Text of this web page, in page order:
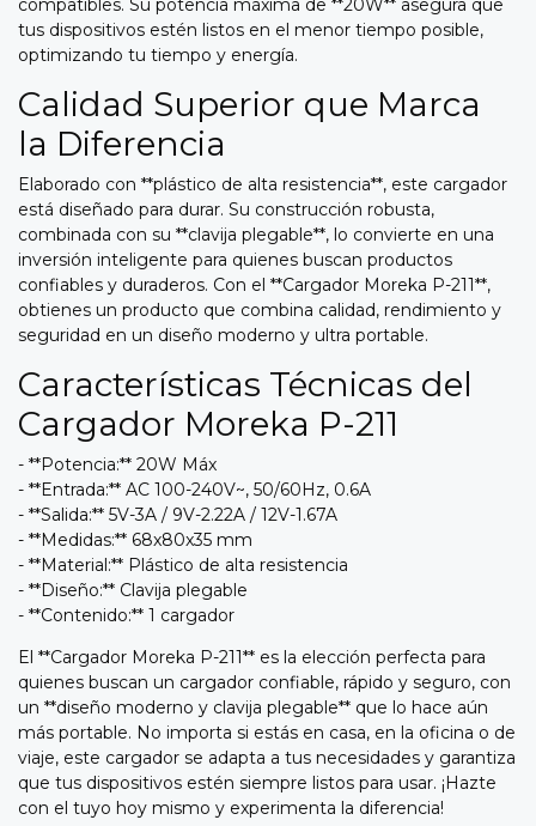
compatibles. Su potencia máxima de **20W** asegura que
tus dispositivos estén listos en el menor tiempo posible,
optimizando tu tiempo y energía.
Calidad Superior que Marca
la Diferencia
Elaborado con **plástico de alta resistencia**, este cargador
está diseñado para durar. Su construcción robusta,
combinada con su **clavija plegable**, lo convierte en una
inversión inteligente para quienes buscan productos
confiables y duraderos. Con el **Cargador Moreka P-211**,
obtienes un producto que combina calidad, rendimiento y
seguridad en un diseño moderno y ultra portable.
Características Técnicas del
Cargador Moreka P-211
- **Potencia:** 20W Máx
- **Entrada:** AC 100-240V~, 50/60Hz, 0.6A
- **Salida:** 5V-3A / 9V-2.22A / 12V-1.67A
- **Medidas:** 68x80x35 mm
- **Material:** Plástico de alta resistencia
- **Diseño:** Clavija plegable
- **Contenido:** 1 cargador
El **Cargador Moreka P-211** es la elección perfecta para
quienes buscan un cargador confiable, rápido y seguro, con
un **diseño moderno y clavija plegable** que lo hace aún
más portable. No importa si estás en casa, en la oficina o de
viaje, este cargador se adapta a tus necesidades y garantiza
que tus dispositivos estén siempre listos para usar. ¡Hazte
con el tuyo hoy mismo y experimenta la diferencia!